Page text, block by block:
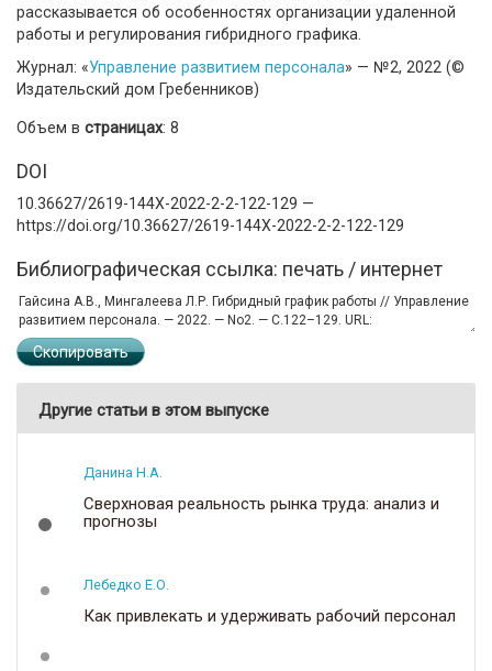
рассказывается об особенностях организации удаленной
работы и регулирования гибридного графика.
Журнал: «Управление развитием персонала» — №2, 2022 (©
Издательский дом Гребенников)
Объем в страницах: 8
DOI
10.36627/2619-144X-2022-2-2-122-129 —
https://doi.org/10.36627/2619-144X-2022-2-2-122-129
Библиографическая ссылка: печать / интернет
Скопировать
Другие статьи в этом выпуске
Данина Н.А.
Сверхновая реальность рынка труда: анализ и
прогнозы
Лебедко Е.О.
Как привлекать и удерживать рабочий персонал